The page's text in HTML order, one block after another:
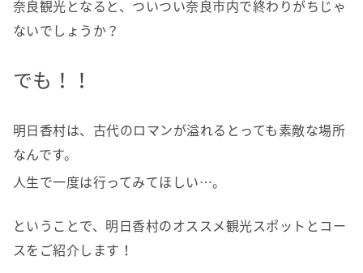
奈良観光となると、ついつい奈良市内で終わりがちじゃ
ないでしょうか？
でも！！
明日香村は、古代のロマンが溢れるとっても素敵な場所
なんです。
人生で一度は行ってみてほしい…。
ということで、明日香村のオススメ観光スポットとコー
スをご紹介します！